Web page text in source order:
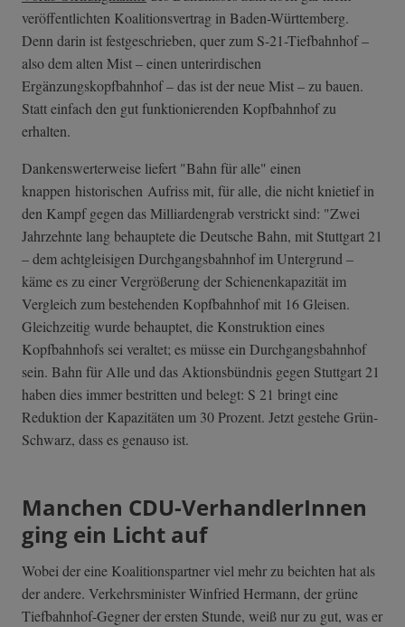
veröffentlichten Koalitionsvertrag in Baden-Württemberg.
Denn darin ist festgeschrieben, quer zum S-21-Tiefbahnhof –
also dem alten Mist – einen unterirdischen
Ergänzungskopfbahnhof – das ist der neue Mist – zu bauen.
Statt einfach den gut funktionierenden Kopfbahnhof zu
erhalten.
Dankenswerterweise liefert "Bahn für alle" einen
knappen historischen Aufriss mit, für alle, die nicht knietief in
den Kampf gegen das Milliardengrab verstrickt sind: "Zwei
Jahrzehnte lang behauptete die Deutsche Bahn, mit Stuttgart 21
– dem achtgleisigen Durchgangsbahnhof im Untergrund –
käme es zu einer Vergrößerung der Schienenkapazität im
Vergleich zum bestehenden Kopfbahnhof mit 16 Gleisen.
Gleichzeitig wurde behauptet, die Konstruktion eines
Kopfbahnhofs sei veraltet; es müsse ein Durchgangsbahnhof
sein. Bahn für Alle und das Aktionsbündnis gegen Stuttgart 21
haben dies immer bestritten und belegt: S 21 bringt eine
Reduktion der Kapazitäten um 30 Prozent. Jetzt gestehe Grün-
Schwarz, dass es genauso ist.
Manchen CDU-VerhandlerInnen
ging ein Licht auf
Wobei der eine Koalitionspartner viel mehr zu beichten hat als
der andere. Verkehrsminister Winfried Hermann, der grüne
Tiefbahnhof-Gegner der ersten Stunde, weiß nur zu gut, was er